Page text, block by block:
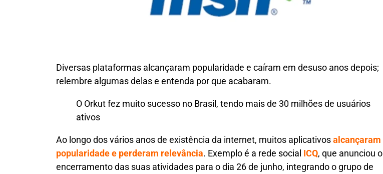
Diversas plataformas alcançaram popularidade e caíram em desuso anos depois;
relembre algumas delas e entenda por que acabaram.
O Orkut fez muito sucesso no Brasil, tendo mais de 30 milhões de usuários
ativos
Ao longo dos vários anos de existência da internet, muitos aplicativosalcançaram
popularidade e perderam relevância. Exemplo é a rede social ICQ, que anunciou o
encerramento das suas atividades para o dia 26 de junho, integrando o grupo de